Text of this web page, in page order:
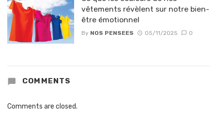
vêtements révèlent sur notre bien-
être émotionnel
By NOS PENSEES 05/11/2025 0
COMMENTS
Comments are closed.